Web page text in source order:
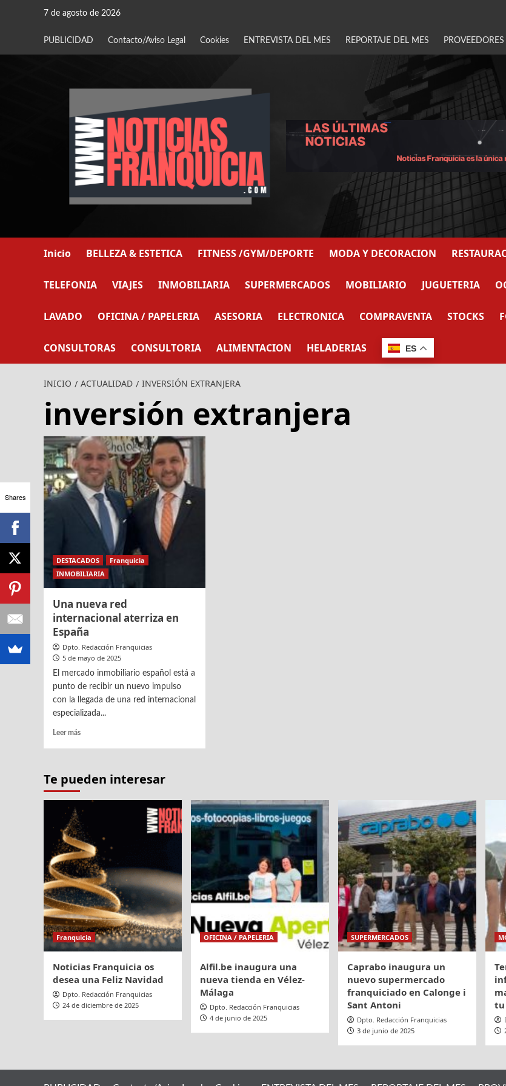
7 de agosto de 2026
PUBLICIDAD Contacto/Aviso Legal Cookies ENTREVISTA DEL MES REPORTAJE DEL MES PROVEEDORES
Inicio BELLEZA & ESTETICA FITNESS /GYM/DEPORTE MODA Y DECORACION
TELEFONIA VIAJES INMOBILIARIA SUPERMERCADOS MOBILIARIO JUGUETERIA
LAVADO OFICINA / PAPELERIA ASESORIA ELECTRONICA COMPRAVENTA STOCKS
CONSULTORAS CONSULTORIA ALIMENTACION HELADERIAS ES
INICIO ACTUALIDAD INVERSIÓN EXTRANJERA
inversión extranjera
DESTACADOS
Franquicia
INMOBILIARIA
Una nueva red
internacional aterriza en
España
Dpto. Redacción Franquicias
5 de mayo de 2025
El mercado inmobiliario español está a
punto de recibir un nuevo impulso
con la llegada de una red internacional
especializada...
Leer másLeer
nueva
internacional
aterriza
España
Te pueden interesar
Franquicia
Noticias Franquicia os
desea una Feliz Navidad
Dpto. Redacción Franquicias
24 de diciembre de 2025
OFICINA / PAPELERIA
Alfil.be inaugura una
nueva tienda en Vélez-
Málaga
Dpto. Redacción Franquicias
4 de junio de 2025
SUPERMERCADOS
Caprabo inaugura un
nuevo supermercado
franquiciado en Calonge i
Sant Antoni
Dpto. Redacción Franquicias
3 de junio de 2025
tu
Shares